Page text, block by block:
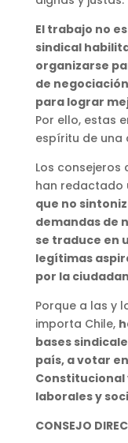
El trabajo no
sindical
organizarse
de
para lograr
Por ello, estas
espíritu de
Los
han redactado
que no
demandas de
se traduce en
legítimas
por la
Porque a las y
importa Chile,
bases
país, a votar
Constitucional
laborales y
CONSEJO